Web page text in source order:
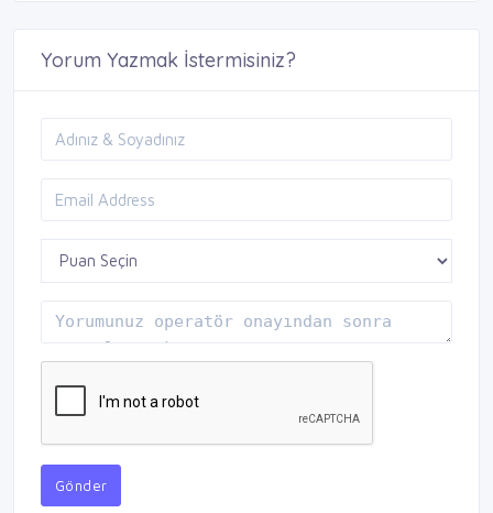
Yorum Yazmak İstermisiniz?
Gönder